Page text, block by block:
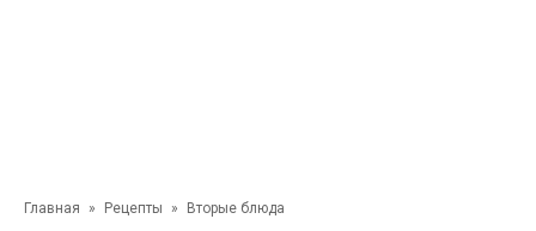
Главная » Рецепты » Вторые блюда